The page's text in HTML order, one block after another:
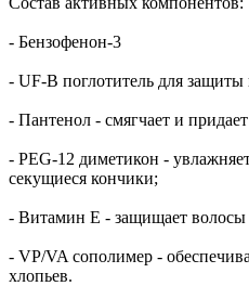
- Бензофенон-3
- UF-B поглотитель для
- Пантенол - смягчает и
- PEG-12 диметикон -
секущиеся кончики;
- Витамин Е - защищает волосы
- VP/VA сополимер -
хлопьев.